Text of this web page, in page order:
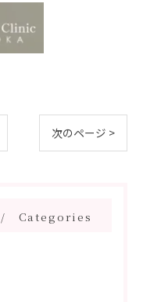
次のページ >
Categories